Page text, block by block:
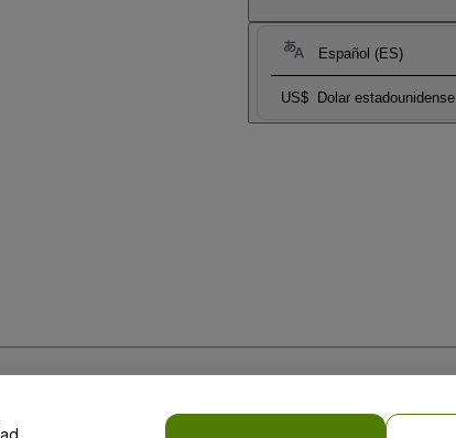
Español (ES)
US$ Dolar estadounidense
y de laPolítica de Privacidad para Móviles